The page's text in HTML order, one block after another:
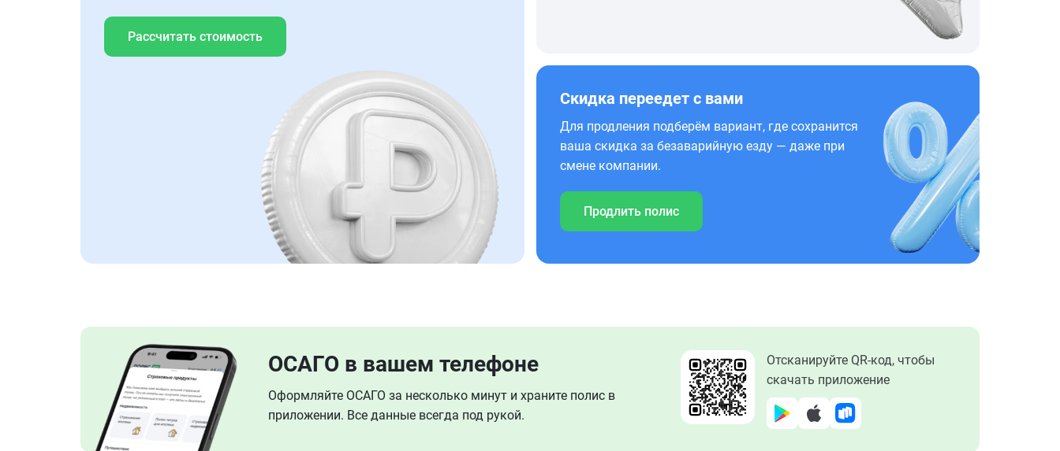
Рассчитать стоимость
Скидка переедет с вами
Для продления подберём вариант, где сохранится
ваша скидка за безаварийную езду — даже при
смене компании.
Продлить полис
ОСАГО в вашем телефоне
Оформляйте ОСАГО за несколько минут и храните полис в
приложении. Все данные всегда под рукой.
Отсканируйте QR-код, чтобы
скачать приложение